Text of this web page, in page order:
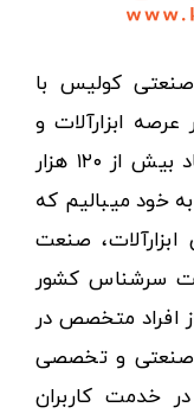
صنعتی کولیس با
در عرصه ابزارآلات و
کالاهای صنعتی توانسته مورد اعتماد بیش از ۱۲۰ هزار
به خود میبالیم که
ابزارآلات، صنعت
سرشناس کشور
افراد متخصص در
صنعتی و تخصصی
خدمت کاربران